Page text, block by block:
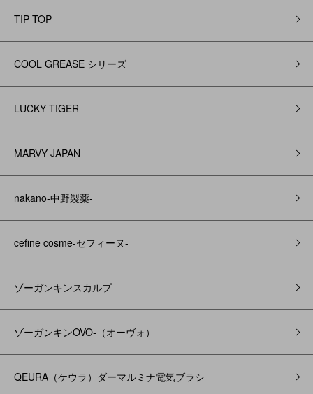
TIP TOP
COOL GREASE シリーズ
LUCKY TIGER
MARVY JAPAN
nakano-中野製薬-
cefine cosme-セフィーヌ-
ゾーガンキンスカルプ
ゾーガンキンOVO‐（オーヴォ）
QEURA（ケウラ）ダーマルミナ電気ブラシ